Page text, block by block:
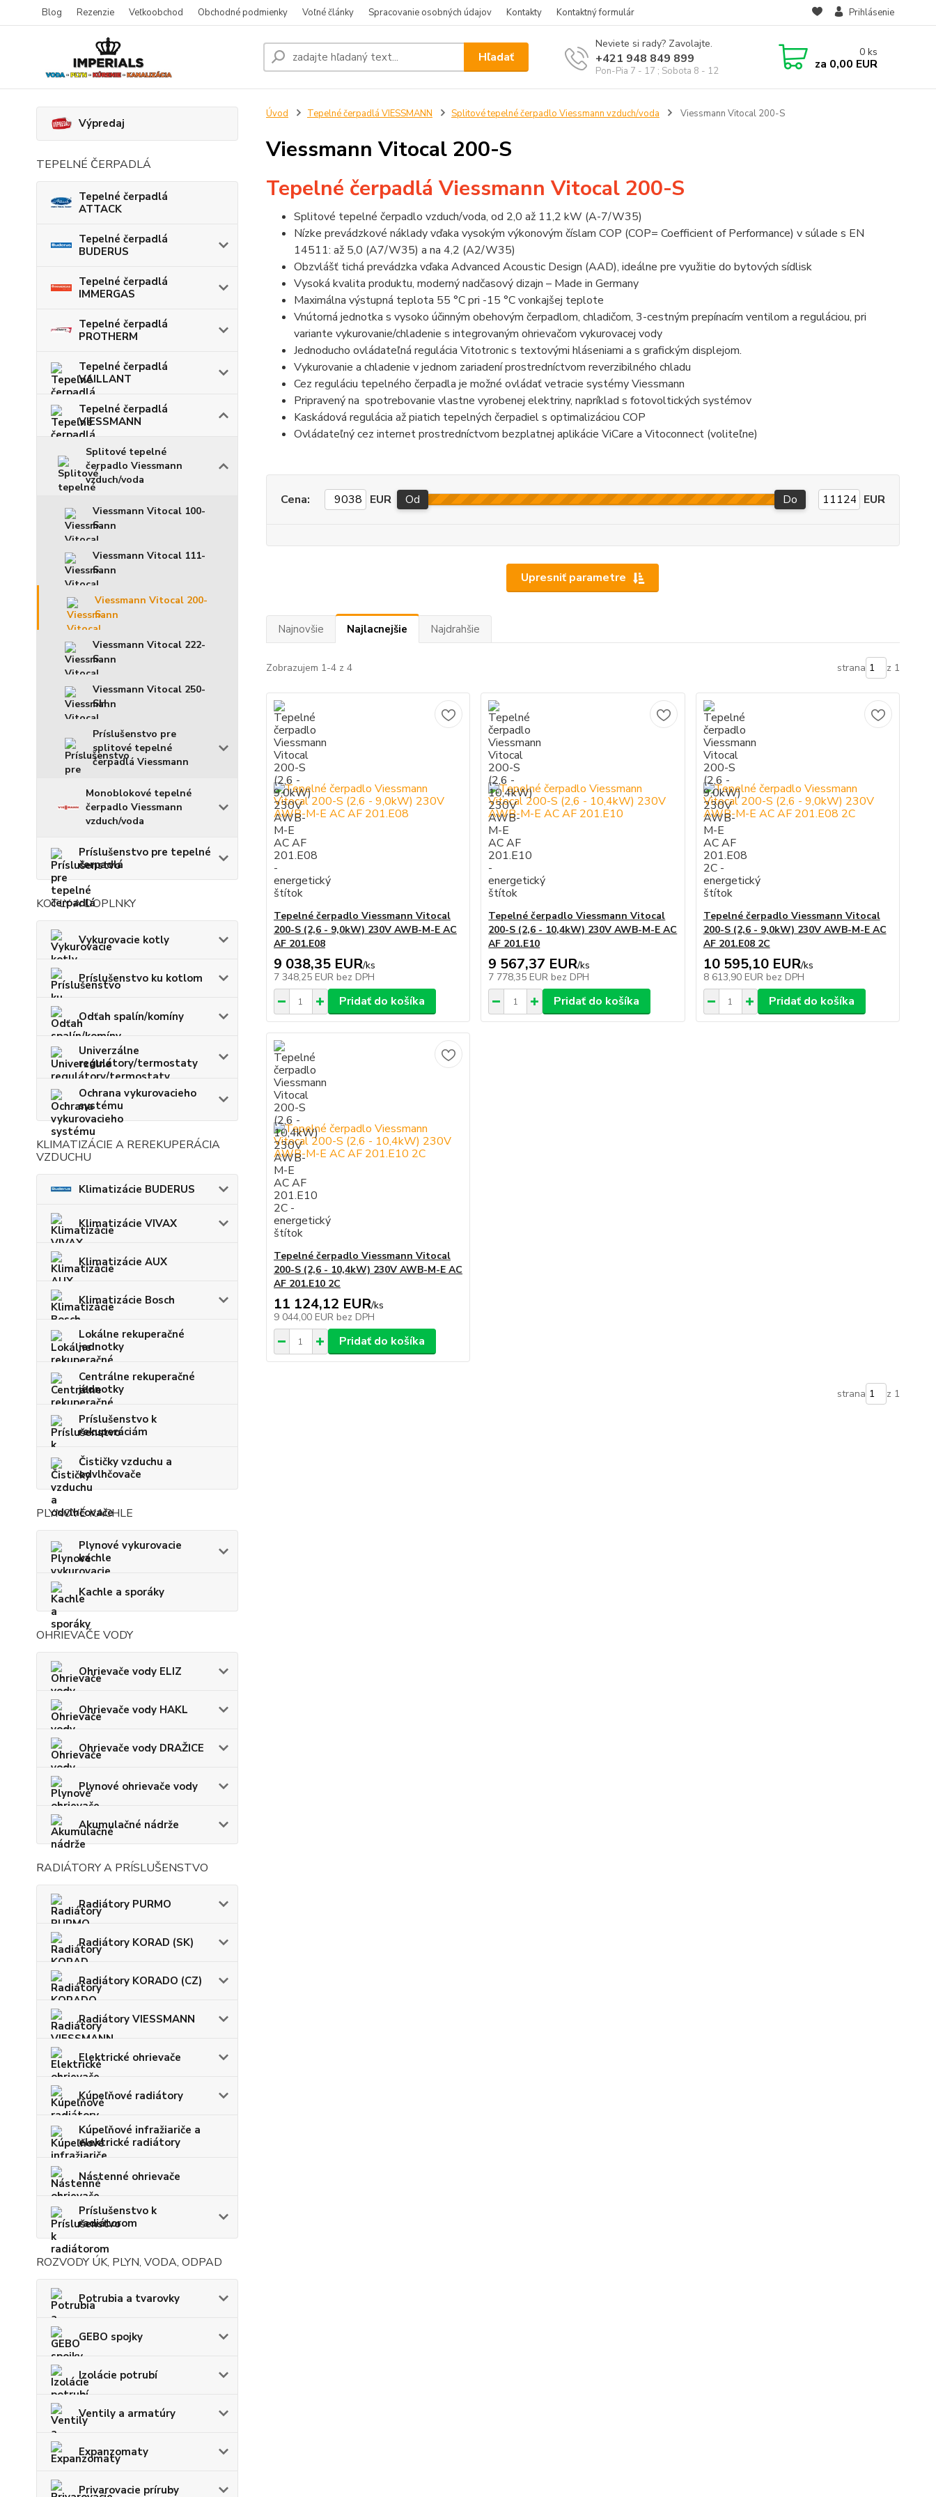
Blog Rezenzie Veľkoobchod Obchodné podmienky Voľné články Spracovanie osobných údajov Kontakty Kontaktný formulár Prihlásenie
Hľadať
Neviete si rady? Zavolajte.
+421 948 849 899
Pon-Pia 7 - 17 ; Sobota 8 - 12
0 ks
za 0,00 EUR
Výpredaj
TEPELNÉ ČERPADLÁ
Tepelné čerpadlá
ATTACK
Tepelné čerpadlá
BUDERUS
Tepelné čerpadlá
IMMERGAS
Tepelné čerpadlá
PROTHERM
Tepelné čerpadlá
VAILLANT
Tepelné čerpadlá
VIESSMANN
Splitové tepelné
čerpadlo Viessmann
vzduch/voda
Viessmann Vitocal 100-
S
Viessmann Vitocal 111-
S
Viessmann Vitocal 200-
S
Viessmann Vitocal 222-
S
Viessmann Vitocal 250-
SH
Príslušenstvo pre
splitové tepelné
čerpadlá Viessmann
Monoblokové tepelné
čerpadlo Viessmann
vzduch/voda
Príslušenstvo pre tepelné
čerpadlá
KOTLY A DOPLNKY
Vykurovacie kotly
Príslušenstvo ku kotlom
Odťah spalín/komíny
Univerzálne
regulátory/termostaty
Ochrana vykurovacieho
systému
KLIMATIZÁCIE A REREKUPERÁCIA
VZDUCHU
Klimatizácie BUDERUS
Klimatizácie VIVAX
Klimatizácie AUX
Klimatizácie Bosch
Lokálne rekuperačné
jednotky
Centrálne rekuperačné
jednotky
Príslušenstvo k
rekuperáciám
Čističky vzduchu a
odvlhčovače
PLYNOVÉ KACHLE
Plynové vykurovacie
kachle
Kachle a sporáky
OHRIEVAČE VODY
Ohrievače vody ELIZ
Ohrievače vody HAKL
Ohrievače vody DRAŽICE
Plynové ohrievače vody
Akumulačné nádrže
RADIÁTORY A PRÍSLUŠENSTVO
Radiátory PURMO
Radiátory KORAD (SK)
Radiátory KORADO (CZ)
Radiátory VIESSMANN
Elektrické ohrievače
Kúpeľňové radiátory
Kúpeľňové infražiariče a
elektrické radiátory
Nástenné ohrievače
Príslušenstvo k
radiátorom
ROZVODY ÚK, PLYN, VODA, ODPAD
Potrubia a tvarovky
GEBO spojky
Izolácie potrubí
Ventily a armatúry
Expanzomaty
Privarovacie príruby
Úvod Tepelné čerpadlá VIESSMANN Splitové tepelné čerpadlo Viessmann vzduch/voda Viessmann Vitocal 200-S
Viessmann Vitocal 200-S
Tepelné čerpadlá Viessmann Vitocal 200-S
Splitové tepelné čerpadlo vzduch/voda, od 2,0 až 11,2 kW (A-7/W35)
Nízke prevádzkové náklady vďaka vysokým výkonovým číslam COP (COP= Coefficient of Performance) v súlade s EN
14511: až 5,0 (A7/W35) a na 4,2 (A2/W35)
Obzvlášť tichá prevádzka vďaka Advanced Acoustic Design (AAD), ideálne pre využitie do bytových sídlisk
Vysoká kvalita produktu, moderný nadčasový dizajn – Made in Germany
Maximálna výstupná teplota 55 °C pri -15 °C vonkajšej teplote
Vnútorná jednotka s vysoko účinným obehovým čerpadlom, chladičom, 3-cestným prepínacím ventilom a reguláciou, pri
variante vykurovanie/chladenie s integrovaným ohrievačom vykurovacej vody
Jednoducho ovládateľná regulácia Vitotronic s textovými hláseniami a s grafickým displejom.
Vykurovanie a chladenie v jednom zariadení prostredníctvom reverzibilného chladu
Cez reguláciu tepelného čerpadla je možné ovládať vetracie systémy Viessmann
Pripravený na spotrebovanie vlastne vyrobenej elektriny, napríklad s fotovoltických systémov
Kaskádová regulácia až piatich tepelných čerpadiel s optimalizáciou COP
Ovládateľný cez internet prostredníctvom bezplatnej aplikácie ViCare a Vitoconnect (voliteľne)
Upresniť parametre
Cena: EUR Od Do EUR
Najnovšie Najlacnejšie Najdrahšie
Zobrazujem 1-4 z 4 strana z 1
Tepelné čerpadlo Viessmann Vitocal
200-S (2,6 - 9,0kW) 230V AWB-M-E AC
AF 201.E08
9 038,35 EUR/ks
7 348,25 EUR bez DPH
Pridať do košíka
Tepelné čerpadlo Viessmann Vitocal
200-S (2,6 - 10,4kW) 230V AWB-M-E AC
AF 201.E10
9 567,37 EUR/ks
7 778,35 EUR bez DPH
Pridať do košíka
Tepelné čerpadlo Viessmann Vitocal
200-S (2,6 - 9,0kW) 230V AWB-M-E AC
AF 201.E08 2C
10 595,10 EUR/ks
8 613,90 EUR bez DPH
Pridať do košíka
Tepelné čerpadlo Viessmann Vitocal
200-S (2,6 - 10,4kW) 230V AWB-M-E AC
AF 201.E10 2C
11 124,12 EUR/ks
9 044,00 EUR bez DPH
Pridať do košíka
strana z 1